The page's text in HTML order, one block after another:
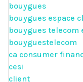
bouygues
bouygues espace
bouygues telecom
bouyguestelecom
ca consumer
cesi
client